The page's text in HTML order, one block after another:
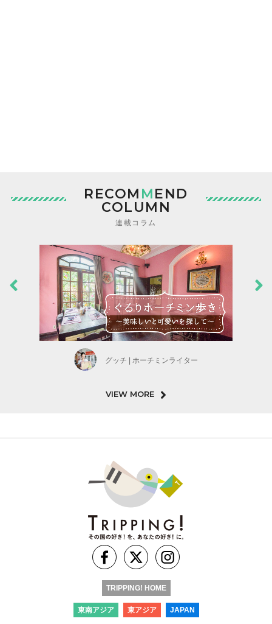
RECOM MEND
COLUMN
連載コラム
グッチ | ホーチミンライター
VIEW MORE
TRIPPING! HOME
東南アジア 東アジア JAPAN